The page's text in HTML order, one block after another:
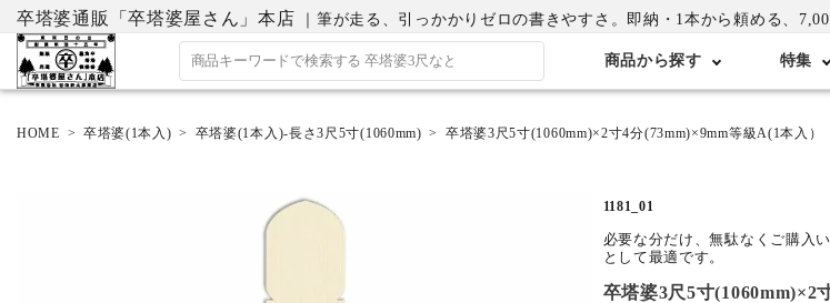
卒塔婆通販「卒塔婆屋さん」本店 ｜筆が走る、引っかかりゼロの書きやすさ。即納・1本から頼める、7,000ヶ寺以
商品から探す 特集
HOME 卒塔婆(1本入) 卒塔婆(1本入)-長さ3尺5寸(1060mm) 卒塔婆3尺5寸(1060mm)×2寸4分(73mm)×9mm等級A(1本入）
1181_01
必要な分だけ、無駄なくご購入
として最適です。
卒塔婆3尺5寸(1060mm)×2